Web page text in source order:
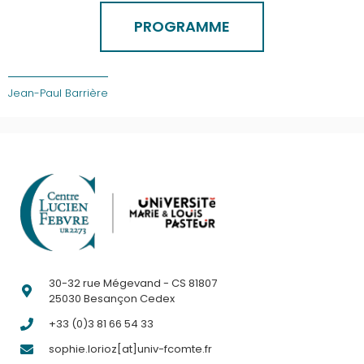
PROGRAMME
Jean-Paul Barrière
30-32 rue Mégevand - CS 81807
25030 Besançon Cedex
+33 (0)3 81 66 54 33
sophie.lorioz[at]univ-fcomte.fr